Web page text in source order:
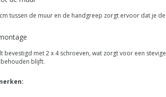
tussen de muur en de handgreep zorgt ervoor dat je
bevestigd met 2 x 4 schroeven, wat zorgt voor een
blijft.